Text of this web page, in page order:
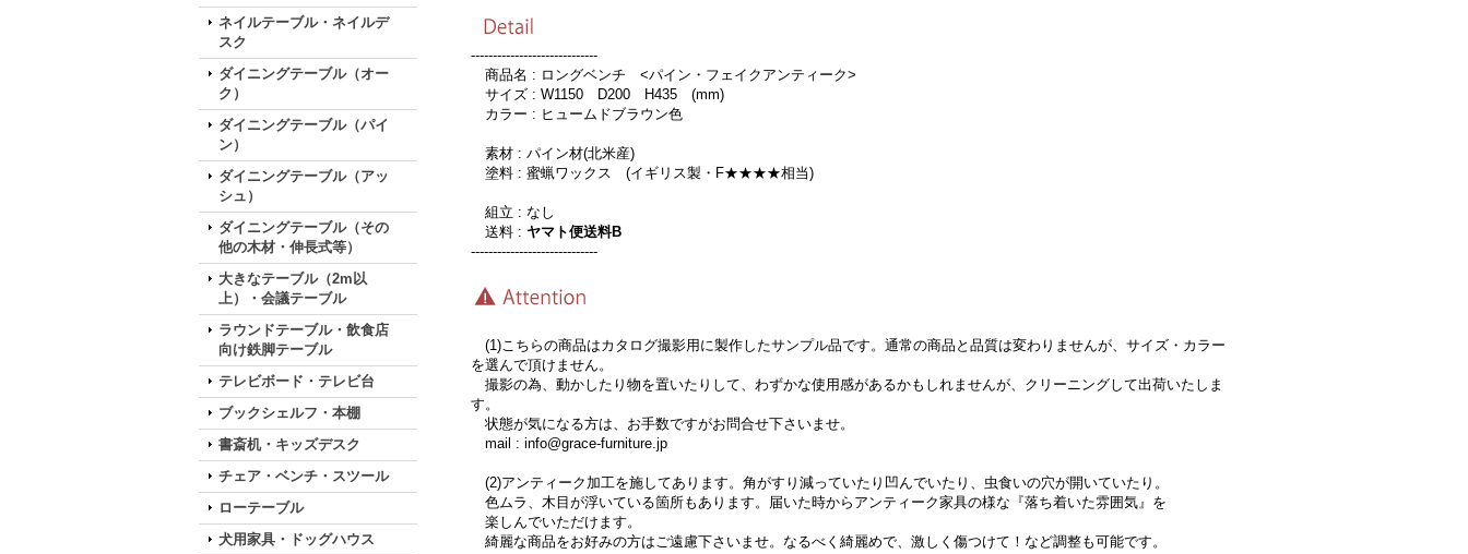
ネイルテーブル・ネイルデ
スク
ダイニングテーブル（オー
ク）
ダイニングテーブル（パイ
ン）
ダイニングテーブル（アッ
シュ）
ダイニングテーブル（その
他の木材・伸長式等）
大きなテーブル（2m以
上）・会議テーブル
ラウンドテーブル・飲食店
向け鉄脚テーブル
テレビボード・テレビ台
ブックシェルフ・本棚
書斎机・キッズデスク
チェア・ベンチ・スツール
ローテーブル
犬用家具・ドッグハウス
-----------------------------
商品名 : ロングベンチ <パイン・フェイクアンティーク>
サイズ : W1150 D200 H435 (mm)
カラー : ヒュームドブラウン色
素材 : パイン材(北米産)
塗料 : 蜜蝋ワックス (イギリス製・F★★★★相当)
組立 : なし
送料 : ヤマト便送料B
-----------------------------
(1)こちらの商品はカタログ撮影用に製作したサンプル品です。通常の商品と品質は変わりませんが、サイズ・カラー
を選んで頂けません。
撮影の為、動かしたり物を置いたりして、わずかな使用感があるかもしれませんが、クリーニングして出荷いたしま
す。
状態が気になる方は、お手数ですがお問合せ下さいませ。
mail : info@grace-furniture.jp
(2)アンティーク加工を施してあります。角がすり減っていたり凹んでいたり、虫食いの穴が開いていたり。
色ムラ、木目が浮いている箇所もあります。届いた時からアンティーク家具の様な『落ち着いた雰囲気』を
楽しんでいただけます。
綺麗な商品をお好みの方はご遠慮下さいませ。なるべく綺麗めで、激しく傷つけて！など調整も可能です。